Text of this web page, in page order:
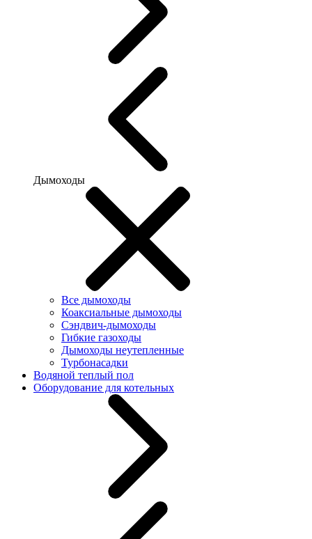
Дымоходы
Все дымоходы
Коаксиальные дымоходы
Сэндвич-дымоходы
Гибкие газоходы
Дымоходы неутепленные
Турбонасадки
Водяной теплый пол
Оборудование для котельных